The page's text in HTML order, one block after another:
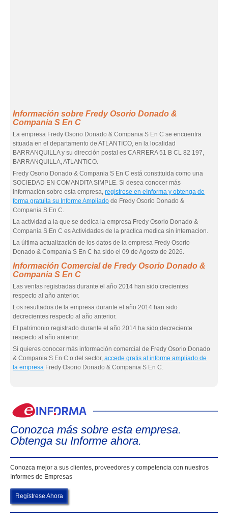
Información sobre Fredy Osorio Donado &
Compania S En C
La empresa Fredy Osorio Donado & Compania S En C se encuentra
situada en el departamento de ATLANTICO, en la localidad
BARRANQUILLA y su dirección postal es CARRERA 51 B CL 82 197,
BARRANQUILLA, ATLANTICO.
Fredy Osorio Donado & Compania S En C está constituida como una
SOCIEDAD EN COMANDITA SIMPLE. Si desea conocer más
información sobre esta empresa, regístrese en eInforma y obtenga de
forma gratuita su Informe Ampliado de Fredy Osorio Donado &
Compania S En C.
La actividad a la que se dedica la empresa Fredy Osorio Donado &
Compania S En C es Actividades de la practica medica sin internacion.
La última actualización de los datos de la empresa Fredy Osorio
Donado & Compania S En C ha sido el 09 de Agosto de 2026.
Información Comercial de Fredy Osorio Donado &
Compania S En C
Las ventas registradas durante el año 2014 han sido crecientes
respecto al año anterior.
Los resultados de la empresa durante el año 2014 han sido
decrecientes respecto al año anterior.
El patrimonio registrado durante el año 2014 ha sido decreciente
respecto al año anterior.
Si quieres conocer más información comercial de Fredy Osorio Donado
& Compania S En C o del sector, accede gratis al informe ampliado de
la empresa Fredy Osorio Donado & Compania S En C.
Conozca más sobre esta empresa.
Obtenga su Informe ahora.
Conozca mejor a sus clientes, proveedores y competencia con nuestros
Informes de Empresas
Regístrese Ahora